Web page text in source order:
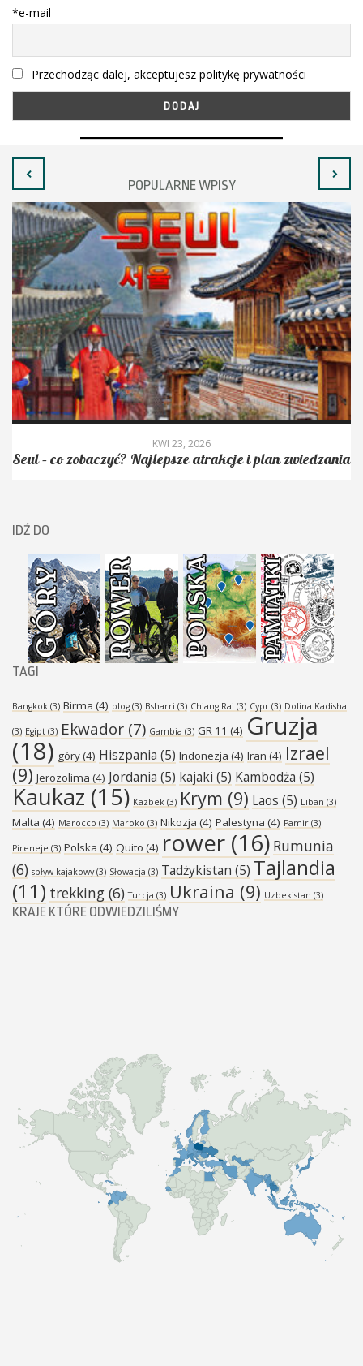
*e-mail
Przechodząc dalej, akceptujesz politykę prywatności
POPULARNE WPISY
KWI 23, 2026
Seul – co zobaczyć? Najlepsze atrakcje i plan zwiedzania
IDŹ DO
TAGI
Bangkok (3) Birma (4) blog (3) Bsharri (3) Chiang Rai (3) Cypr (3) Dolina Kadisha
(3) Egipt (3) Ekwador (7) Gambia (3) GR 11 (4) Gruzja
(18) góry(4) Hiszpania (5) Indonezja (4) Iran (4) Izrael
(9) Jerozolima (4) Jordania (5) kajaki (5) Kambodża (5)
Kaukaz (15) Kazbek (3) Krym (9) Laos (5) Liban (3)
Malta (4) Marocco (3) Maroko (3) Nikozja (4) Palestyna (4) Pamir (3)
Pireneje (3) Polska (4) Quito (4) rower (16) Rumunia
(6) spływ kajakowy(3) Słowacja (3) Tadżykistan (5) Tajlandia
(11) trekking (6) Turcja (3) Ukraina (9) Uzbekistan (3)
KRAJE KTÓRE ODWIEDZILIŚMY